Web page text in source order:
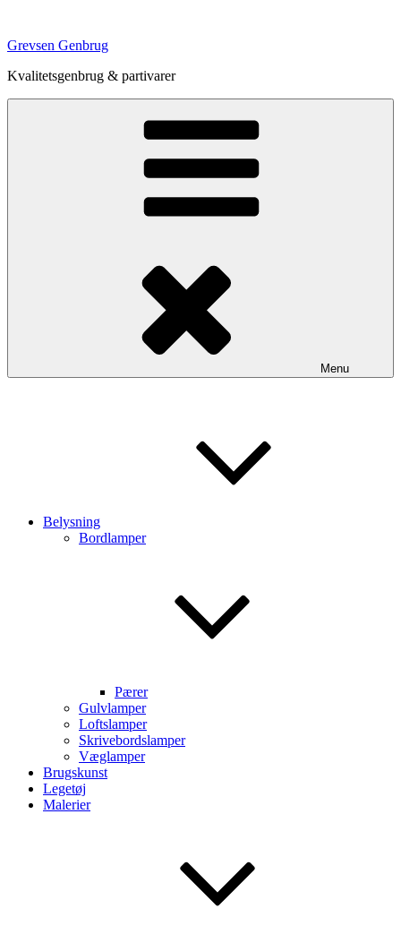
indhold
Grevsen Genbrug
Kvalitetsgenbrug & partivarer
Menu
Belysning
Bordlamper
Pærer
Gulvlamper
Loftslamper
Skrivebordslamper
Væglamper
Brugskunst
Legetøj
Malerier